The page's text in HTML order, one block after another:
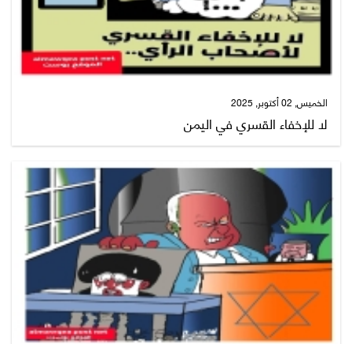
الخميس, 02 أكتوبر, 2025
لا للإخفاء القسري في اليمن